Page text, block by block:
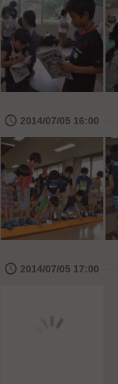
🕔 2014/07/05 16:00
🕔 2014/07/05 17:00